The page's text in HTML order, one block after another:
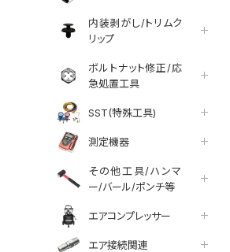
内装剥がし/トリムク
リップ
ボルトナット修正/応
急処置工具
SST(特殊工具)
測定機器
その他工具/ハンマ
ー/バール/ポンチ等
エアコンプレッサー
エア接続関連